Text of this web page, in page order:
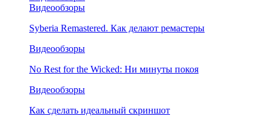
Видеообзоры
Syberia Remastered. Как делают ремастеры
Видеообзоры
No Rest for the Wicked: Ни минуты покоя
Видеообзоры
Как сделать идеальный скриншот